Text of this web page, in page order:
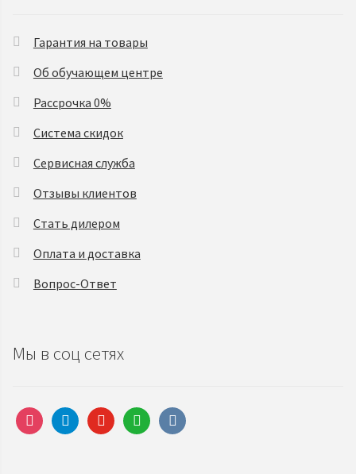
Гарантия на товары
Об обучающем центре
Рассрочка 0%
Система скидок
Сервисная служба
Отзывы клиентов
Стать дилером
Оплата и доставка
Вопрос-Ответ
Мы в соц сетях
instagramtelegramyoutubewhatsappvkontakte